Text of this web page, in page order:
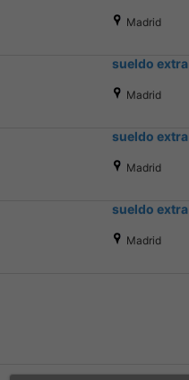
Madrid
sueldo extra
Madrid
sueldo extra
Madrid
sueldo extra
Madrid